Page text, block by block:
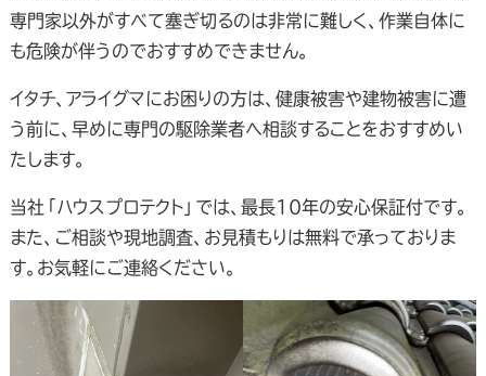
専門家以外がすべて塞ぎ切るのは非常に難しく、作業自体に
も危険が伴うのでおすすめできません。
イタチ、アライグマにお困りの方は、健康被害や建物被害に遭
う前に、早めに専門の駆除業者へ相談することをおすすめい
たします。
当社「ハウスプロテクト」では、最長10年の安心保証付です。
また、ご相談や現地調査、お見積もりは無料で承っておりま
す。お気軽にご連絡ください。